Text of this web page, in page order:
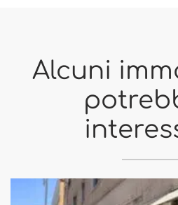
Alcuni